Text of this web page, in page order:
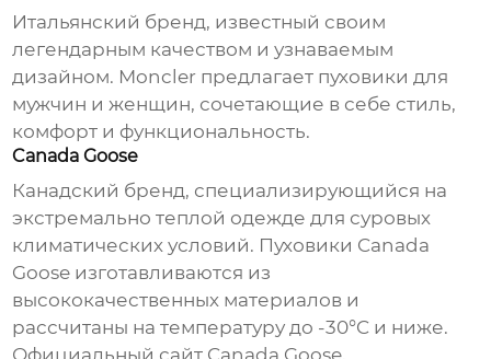
Итальянский бренд, известный своим
легендарным качеством и узнаваемым
дизайном. Moncler предлагает пуховики для
мужчин и женщин, сочетающие в себе стиль,
комфорт и функциональность.
Canada Goose
Канадский бренд, специализирующийся на
экстремально теплой одежде для суровых
климатических условий. Пуховики Canada
Goose изготавливаются из
высококачественных материалов и
рассчитаны на температуру до -30°C и ниже.